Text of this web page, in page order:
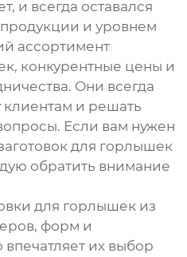
и всегда оставался
и уровнем
ассортимент
, конкурентные цены и
Они всегда
клиентам и решать
Если вам нужен
для горлышек
обратить внимание
для горлышек из
форм и
их выбор